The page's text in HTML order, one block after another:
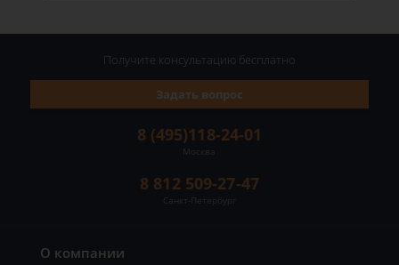
О компании
8 (495)118-24-01
Москва
8 812 509-27-47
Санкт-Петербург
Задать вопрос
Получите консультацию бесплатно